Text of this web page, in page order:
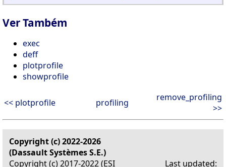
Ver Também
exec
deff
plotprofile
showprofile
<< plotprofile profiling
remove_profiling
>>
Copyright (c) 2022-2026
(Dassault Systèmes S.E.)
Copyright (c) 2017-2022 (ESI
Last updated: